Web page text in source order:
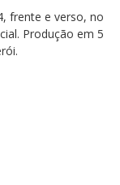
frente e verso, no
Produção em 5